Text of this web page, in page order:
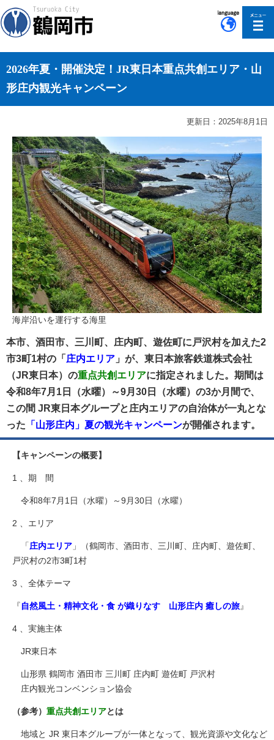
2026年夏・開催決定！JR東日本重点共創エリア・山
形庄内観光キャンペーン
更新日：2025年8月1日
海岸沿いを運行する海里
本市、酒田市、三川町、庄内町、遊佐町に戸沢村を加えた2
市3町1村の「 庄内エリア 」が、東日本旅客鉄道株式会社
（JR東日本）の重点共創エリアに指定されました。期間は
令和8年7月1日（水曜）～9月30日（水曜）の3か月間で、
この間 JR東日本グループと庄内エリアの自治体が一丸とな
った 「山形庄内」夏の観光キャンペーンが開催されます。
【キャンペーンの概要】
1 、期 間
令和8年7月1日（水曜）～9月30日（水曜）
2 、エリア
「庄内エリア 」（鶴岡市、酒田市、三川町、庄内町、遊佐町、
戸沢村の2市3町1村
3 、全体テーマ
『自然風土・精神文化・食 が織りなす 山形庄内 癒しの旅』
4 、実施主体
JR東日本
山形県 鶴岡市 酒田市 三川町 庄内町 遊佐町 戸沢村
庄内観光コンベンション協会
（参考） 重点共創エリアとは
地域と JR 東日本グループが一体となって、観光資源や文化など